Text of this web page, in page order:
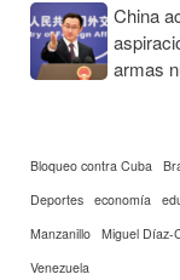
China
armas
Bloqueo contra Cuba
Deportes economía
Manzanillo Miguel Díaz-
Venezuela